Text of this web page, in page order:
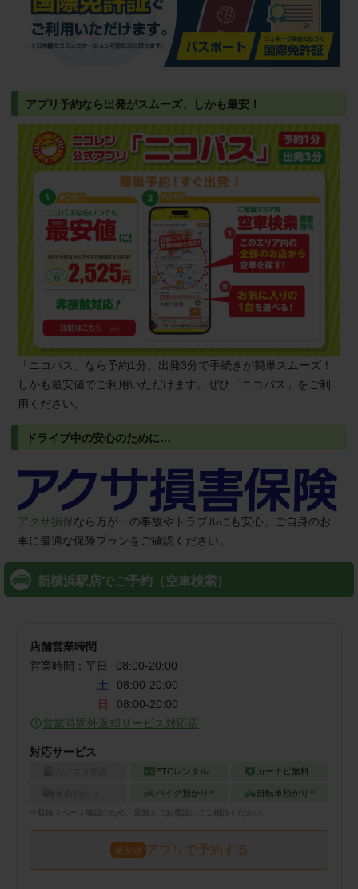
アプリ予約なら出発がスムーズ、しかも最安！
「ニコパス」なら予約1分、出発3分で手続きが簡単スムーズ！
しかも最安値でご利用いただけます。ぜひ「ニコパス」をご利
用ください。
ドライブ中の安心のために…
アクサ損保なら万が一の事故やトラブルにも安心。ご自身のお
車に最適な保険プランをご確認ください。
新横浜駅店でご予約（空車検索）
店舗営業時間
営業時間： 平日 08:00-20:00
土
08:00-20:00
日
08:00-20:00
営業時間外返却サービス対応店
対応サービス
ETCレンタル カーナビ無料
バイク預かり ※ 自転車預かり ※
駐輪 スペース確認のため、店舗までお電話にてご相談ください。
最安値 アプリで予約する